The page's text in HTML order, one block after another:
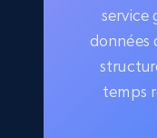
service
données
temps